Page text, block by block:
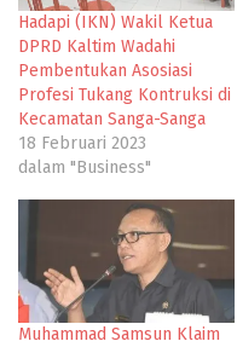
Hadapi (IKN) Wakil Ketua
DPRD Kaltim Wadahi
Pembentukan Asosiasi
Profesi Tukang Kontruksi di
Kecamatan Sanga-Sanga
18 Februari 2023
dalam "Business"
Muhammad Samsun Klaim